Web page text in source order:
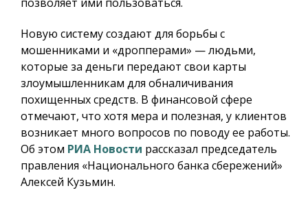
Новую систему создают для борьбы с
мошенниками и «дропперами» — людьми,
которые за деньги передают свои карты
злоумышленникам для обналичивания
похищенных средств. В финансовой сфере
отмечают, что хотя мера и полезная, у клиентов
возникает много вопросов по поводу ее работы.
Об этом РИА Новости рассказал председатель
правления «Национального банка сбережений»
Алексей Кузьмин.